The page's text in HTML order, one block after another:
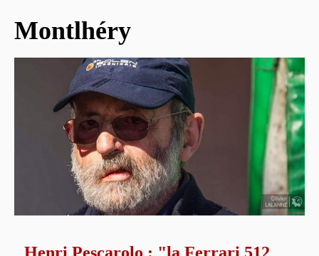
Montlhéry
Henri Pescarolo : "la Ferrari 512